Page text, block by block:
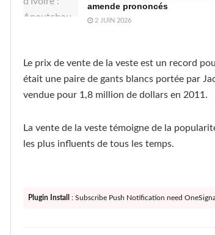
amende prononcés
2 JUIN 2026
Le prix de vente de la veste est un record
était une paire de gants blancs portée par
vendue pour 1,8 million de dollars en 2011.
La vente de la veste témoigne de la
les plus influents de tous les temps.
Plugin Install : Subscribe Push Notification need